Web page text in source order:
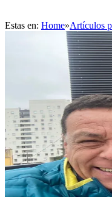
Estas en: Home»Artículos